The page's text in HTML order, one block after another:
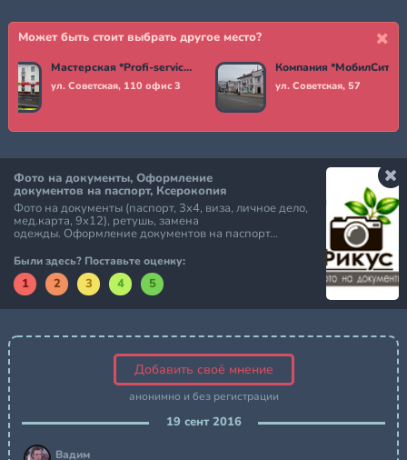
Может быть стоит выбрать другое место?
Мастерская *Profi-service*
ул. Советская, 110 офис 3
Компания *МобилСити*
ул. Советская, 57
Фото на документы, Оформление
документов на паспорт, Ксерокопия
Фото на документы (паспорт, 3х4, виза, личное дело,
мед.карта, 9х12), ретушь, замена
одежды. Оформление документов на паспорт...
Были здесь? Поставьте оценку:
1 2 3 4 5
Добавить своё мнение
анонимно и без регистрации
19 сент 2016
Вадим